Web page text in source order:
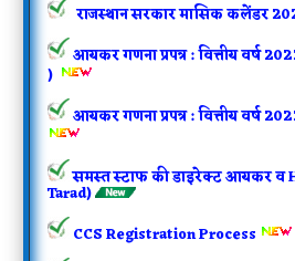
राजस्थान सरकार मासिक कलेंडर
आयकर गणना प्रपत्र : वित्तीय वर्ष
)
आयकर गणना प्रपत्र : वित्तीय वर्ष
समस्त स्टाफ की डाइरेक्ट आयकर व
Tarad)
CCS Registration Process